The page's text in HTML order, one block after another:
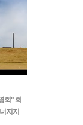
회" 희
지지